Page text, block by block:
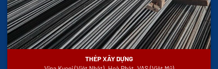
THÉP XÂY DỰNG